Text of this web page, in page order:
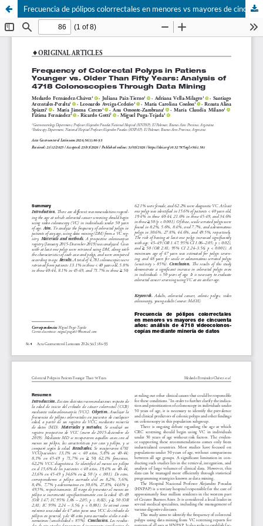
Frecuencia de pólipos colorrectales en menores vs mayores de cincuenta años: análisis de 4718 videocolonoscopias mediante minería de datos